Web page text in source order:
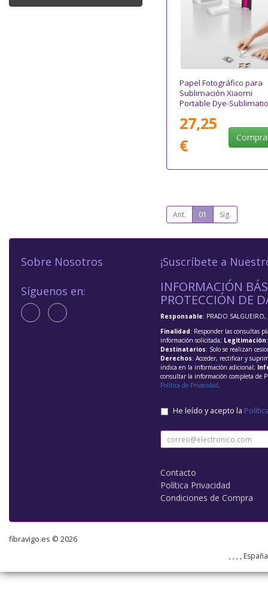
Papel Fotográfico para
Sublimación Xiaomi
Portable Dye-
7.6cm/ 50 Hojas
27,25
€
Ant. 01 Sig.
Sobre Nosotros
Síguenos en:
¡Suscríbete a
INFORMACIÓN
PROTECCIÓN DE
Responsable: PRADO SALGUEIRO,
Finalidad: Responder las consultas
información solicitada; Legitimación
Destinatarios: Solo se realizan
Derechos: Acceder, rectificar y
indica en la información adicional;
consultar la información completa de
Política de Privacidad.
He leído y acepto la
Contacto
Política Privacidad
Condiciones de Compra
fibravigo.es © 2026
, , , ,